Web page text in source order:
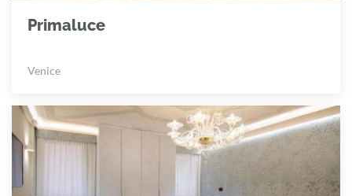
Primaluce
Venice